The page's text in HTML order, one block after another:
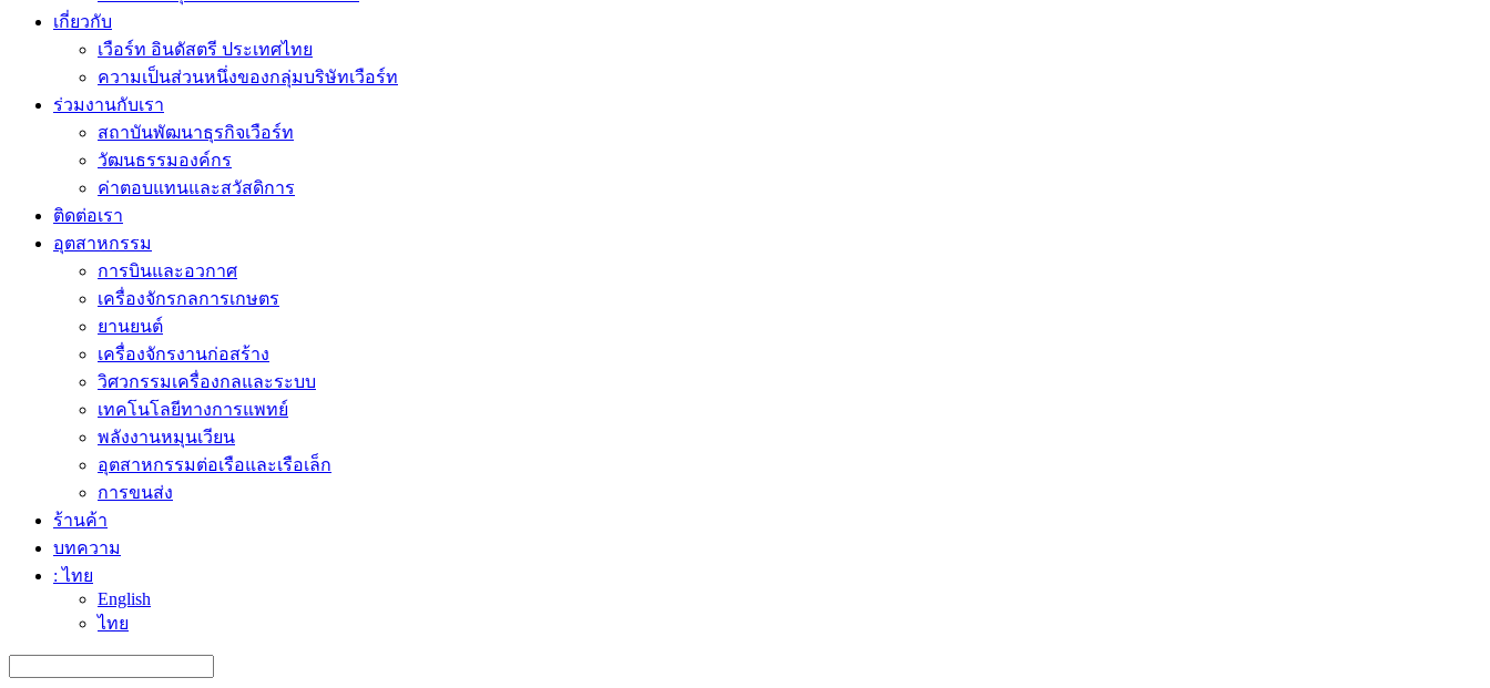
เกี่ยวกับ
เวือร์ท อินดัสตรี ประเทศไทย
ความเป็นส่วนหนึ่งของกลุ่มบริษัทเวือร์ท
ร่วมงานกับเรา
สถาบันพัฒนาธุรกิจเวือร์ท
วัฒนธรรมองค์กร
ค่าตอบแทนและสวัสดิการ
ติดต่อเรา
อุตสาหกรรม
การบินและอวกาศ
เครื่องจักรกลการเกษตร
ยานยนต์
เครื่องจักรงานก่อสร้าง
วิศวกรรมเครื่องกลและระบบ
เทคโนโลยีทางการแพทย์
พลังงานหมุนเวียน
อุตสาหกรรมต่อเรือและเรือเล็ก
การขนส่ง
ร้านค้า
บทความ
: ไทย
English
ไทย